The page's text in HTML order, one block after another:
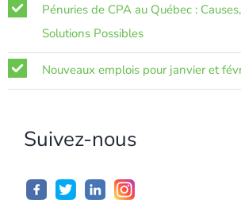
Pénuries de CPA au Québec :
Solutions Possibles
Nouveaux emplois pour janvier et
Suivez-nous